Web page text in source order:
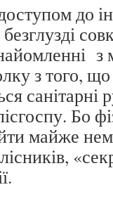
до
з
з того,
санітарні
Бо
майже